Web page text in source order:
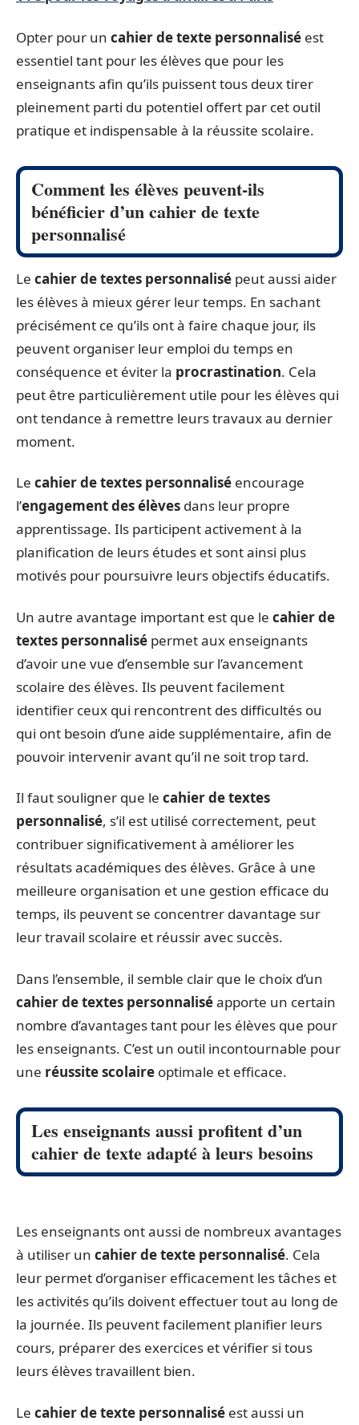
Opter pour un cahier de texte personnalisé est
essentiel tant pour les élèves que pour les
enseignants afin qu’ils puissent tous deux tirer
pleinement parti du potentiel offert par cet outil
pratique et indispensable à la réussite scolaire.
Comment les élèves peuvent-ils
bénéficier d’un cahier de texte
personnalisé
Le cahier de textes personnalisé peut aussi aider
les élèves à mieux gérer leur temps. En sachant
précisément ce qu’ils ont à faire chaque jour, ils
peuvent organiser leur emploi du temps en
conséquence et éviter la procrastination. Cela
peut être particulièrement utile pour les élèves qui
ont tendance à remettre leurs travaux au dernier
moment.
Le cahier de textes personnalisé encourage
l’engagement des élèves dans leur propre
apprentissage. Ils participent activement à la
planification de leurs études et sont ainsi plus
motivés pour poursuivre leurs objectifs éducatifs.
Un autre avantage important est que le cahier de
textes personnalisé permet aux enseignants
d’avoir une vue d’ensemble sur l’avancement
scolaire des élèves. Ils peuvent facilement
identifier ceux qui rencontrent des difficultés ou
qui ont besoin d’une aide supplémentaire, afin de
pouvoir intervenir avant qu’il ne soit trop tard.
Il faut souligner que le cahier de textes
personnalisé, s’il est utilisé correctement, peut
contribuer significativement à améliorer les
résultats académiques des élèves. Grâce à une
meilleure organisation et une gestion efficace du
temps, ils peuvent se concentrer davantage sur
leur travail scolaire et réussir avec succès.
Dans l’ensemble, il semble clair que le choix d’un
cahier de textes personnaliséapporte un certain
nombre d’avantages tant pour les élèves que pour
les enseignants. C’est un outil incontournable pour
une réussite scolaire optimale et efficace.
Les enseignants aussi profitent d’un
cahier de texte adapté à leurs besoins
Les enseignants ont aussi de nombreux avantages
à utiliser un cahier de texte personnalisé. Cela
leur permet d’organiser efficacement les tâches et
les activités qu’ils doivent effectuer tout au long de
la journée. Ils peuvent facilement planifier leurs
cours, préparer des exercices et vérifier si tous
leurs élèves travaillent bien.
Le cahier de texte personnalisé est aussi un